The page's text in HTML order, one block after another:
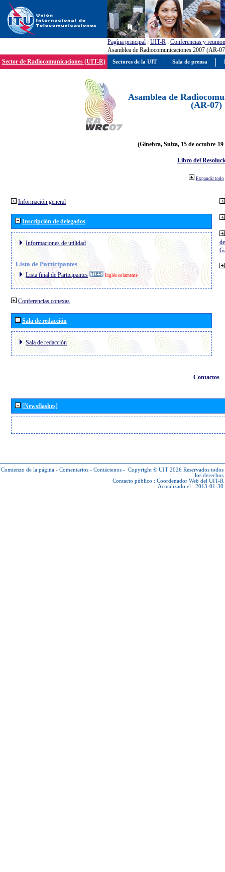
Pagína principal : UIT-R : Conferencias y
Asamblea de Radiocomunicaciones 2007 (AR-
Sector de Radiocomunicaciones (UIT-R)
Asamblea de
(AR-07)
(Ginebra, Suiza, 15 de octubre-19
Libro del
Expandir todo
Información general
Inscripción de delegados
Informaciones de utilidad
Lista de Participantes
Lista final de Participantes Inglés solamente
Conferencias conexas
Sala de redacción
Sala de redacción
Contactos
[Newsflashes]
Comienzo de la página - Comentarios - Contáctenos - Copyright © UIT 2026 Reservados todos
los derechos
Contacto público : Coordenador Web del UIT-R
Actualizado el : 2013-01-30
Sectores de la UIT Sala de prensa